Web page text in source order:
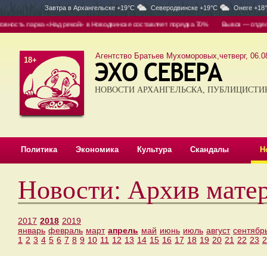
Завтра в Архангельске +19°C Северодвинске +19°C Онеге
«Над рекой» в Новодвинске составляет порядка 70% Вывоз — отдельно, уборка
18+ Агентство Братьев Мухоморовых,четверг,
НОВОСТИ АРХАНГЕЛЬСКА,
Политика Экономика Культура Скандалы
Новости: Архив
2017 2018 2019
январь февраль март апрель май июнь июль август
1 2 3 4 5 6 7 8 9 10 11 12 13 14 15 16 17 18 19 20 21 22 23